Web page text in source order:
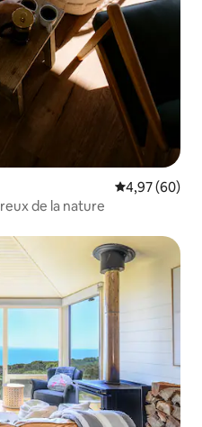
Évaluation
4,97 (60)
de la nature